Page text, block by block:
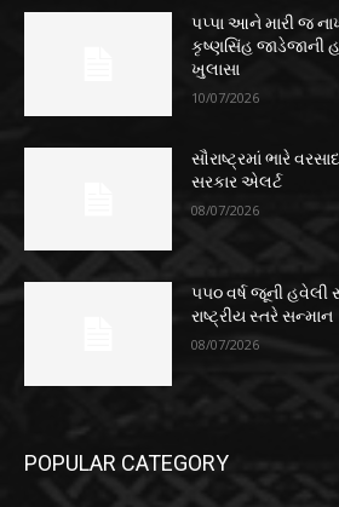
પપ્પા આને મારી જ
કૃષ્ણસિંહ જાડેજાની
ખુલાસા
10/07/2026
સૌરાષ્ટ્રમાં ભારે
સરકાર એલર્ટ
08/07/2026
૫૫૦ વર્ષ જૂની હવેલી
રાષ્ટ્રીય સ્તરે સન્માન
08/07/2026
POPULAR CATEGORY